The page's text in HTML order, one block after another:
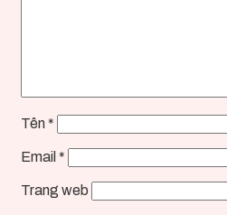
Tên *
Email *
Trang web